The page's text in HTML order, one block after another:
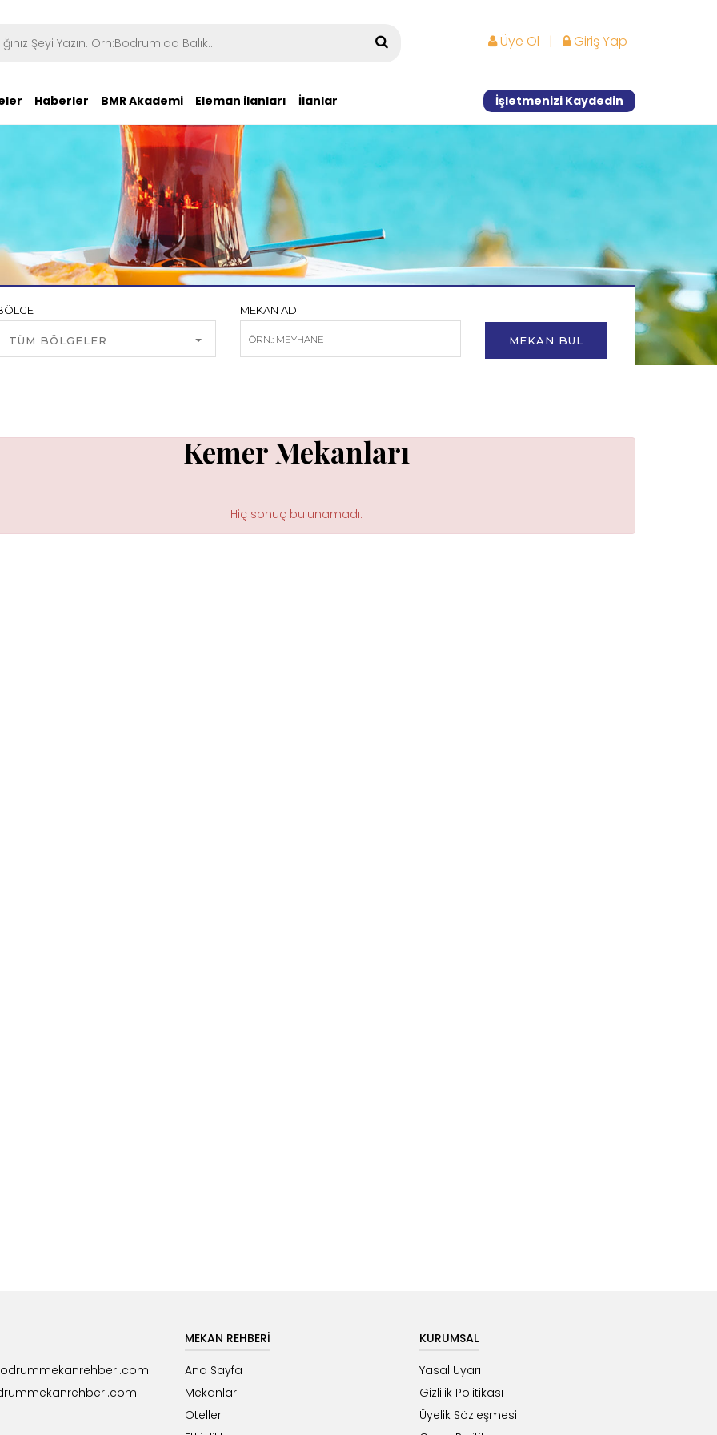
Üye Ol | Giriş Yap
Haberler BMR Akademi Eleman ilanları İlanlar İşletmenizi Kaydedin
TÜM BÖLGELER
MEKAN ADI
MEKAN BUL
Kemer Mekanları
Hiç sonuç bulunamadı.
MEKAN REHBERİ
Ana Sayfa
Mekanlar
Oteller
KURUMSAL
Yasal Uyarı
Gizlilik Politikası
Üyelik Sözleşmesi